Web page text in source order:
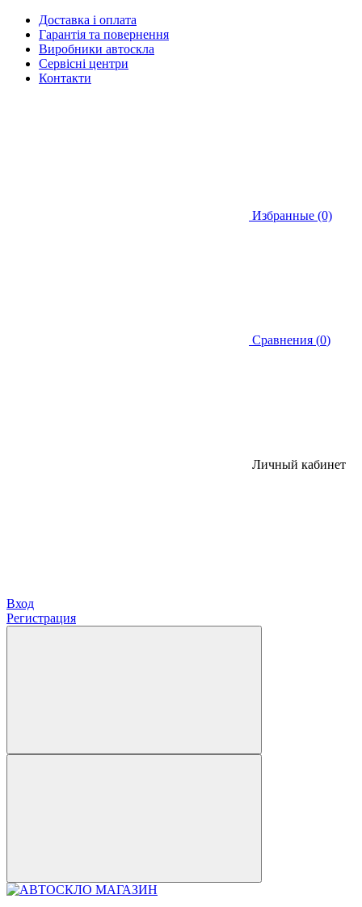
Доставка і оплата
Гарантія та повернення
Виробники автоскла
Сервісні центри
Контакти
Избранные (0)
Сравнения (0)
Личный кабинет
Вход
Регистрация